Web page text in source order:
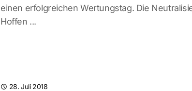
einen erfolgreichen Wertungstag. Die
Hoffen ...
28. Juli 2018